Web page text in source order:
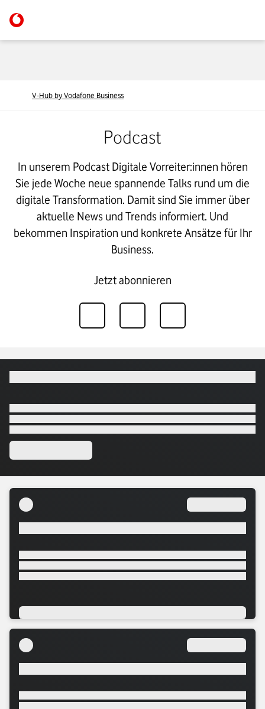
V-Hub by Vodafone Business
Podcast
In unserem Podcast Digitale Vorreiter:innen hören
Sie jede Woche neue spannende Talks rund um die
digitale Transformation. Damit sind Sie immer über
aktuelle News und Trends informiert. Und
bekommen Inspiration und konkrete Ansätze für Ihr
Business.
Jetzt abonnieren